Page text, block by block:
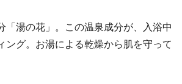
「湯の花」。この温泉成分が、入浴中
ング。お湯による乾燥から肌を守って